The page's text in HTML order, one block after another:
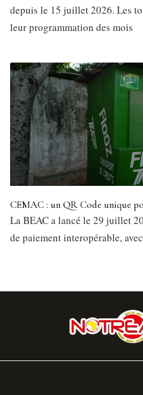
depuis le 15 juillet 2026. Les
leur programmation des mois
CEMAC : un QR Code unique
La BEAC a lancé le 29 juillet
de paiement interopérable,